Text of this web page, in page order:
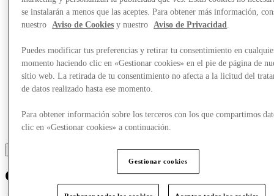
Chapelle
se instalarán a menos que las aceptes. Para obtener más información,
nuestro
Aviso de Cookies y nuestro Aviso de Privacidad
Puedes modificar tus preferencias y retirar tu consentimiento en
momento haciendo clic en «Gestionar cookies» en el pie de página de
sitio web. La retirada de tu consentimiento no afecta a la licitud del
de datos realizado hasta ese momento.
Para obtener información sobre los terceros con los que compartimos
clic en «Gestionar cookies» a continuación.
Gestionar cookies